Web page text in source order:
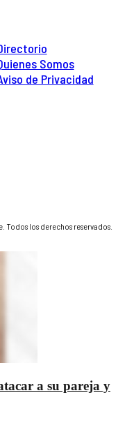
Somos
de Privacidad
Todos los derechos reservados.
a su pareja y